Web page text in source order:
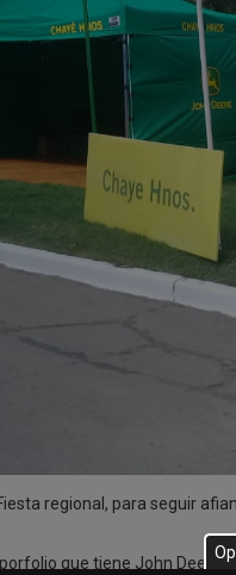
regional, para seguir
que tiene John Deere